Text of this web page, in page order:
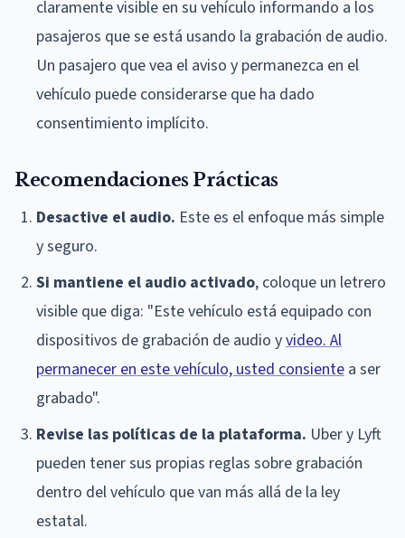
claramente visible en su vehículo informando a los
pasajeros que se está usando la grabación de audio.
Un pasajero que vea el aviso y permanezca en el
vehículo puede considerarse que ha dado
consentimiento implícito.
Recomendaciones Prácticas
Desactive el audio. Este es el enfoque más simple
y seguro.
Si mantiene el audio activado, coloque un letrero
visible que diga: "Este vehículo está equipado con
dispositivos de grabación de audio yvideo. Al
permanecer en este vehículo, usted consiente a ser
grabado".
Revise las políticas de la plataforma. Uber y Lyft
pueden tener sus propias reglas sobre grabación
dentro del vehículo que van más allá de la ley
estatal.